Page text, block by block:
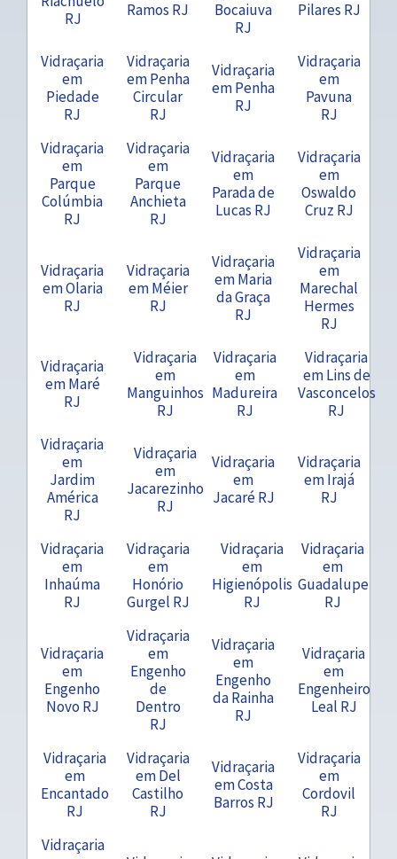
RJ
Ramos RJ
Bocaiuva
RJ
Pilares RJ
Vidraçaria
em
Piedade
RJ
Vidraçaria
em Penha
Circular
RJ
Vidraçaria
em Penha
RJ
Vidraçaria
em
Pavuna
RJ
Vidraçaria
em
Parque
Colúmbia
RJ
Vidraçaria
em
Parque
Anchieta
RJ
Vidraçaria
em
Parada de
Lucas RJ
Vidraçaria
em
Oswaldo
Cruz RJ
Vidraçaria
em Olaria
RJ
Vidraçaria
em Méier
RJ
Vidraçaria
em Maria
da Graça
RJ
Vidraçaria
em
Marechal
Hermes
RJ
Vidraçaria
em Maré
RJ
Vidraçaria
em
Manguinhos
RJ
Vidraçaria
em
Madureira
RJ
Vidraçaria
em Lins de
Vasconcelos
RJ
Vidraçaria
em
Jardim
América
RJ
Vidraçaria
em
Jacarezinho
RJ
Vidraçaria
em
Jacaré RJ
Vidraçaria
em Irajá
RJ
Vidraçaria
em
Inhaúma
RJ
Vidraçaria
em
Honório
Gurgel RJ
Vidraçaria
em
Higienópolis
RJ
Vidraçaria
em
Guadalupe
RJ
Vidraçaria
em
Engenho
Novo RJ
Vidraçaria
em
Engenho
de
Dentro
RJ
Vidraçaria
em
Engenho
da Rainha
RJ
Vidraçaria
em
Engenheiro
Leal RJ
Vidraçaria
em
Encantado
RJ
Vidraçaria
em Del
Castilho
RJ
Vidraçaria
em Costa
Barros RJ
Vidraçaria
em
Cordovil
RJ
Vidraçaria